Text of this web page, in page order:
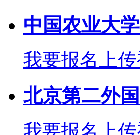
中国农业大学
我要报名 上
北京第二外
我要报名 上